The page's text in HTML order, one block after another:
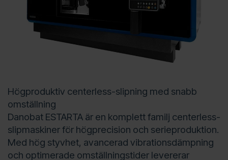
Högproduktiv centerless-slipning med snabb
omställning
Danobat ESTARTA är en komplett familj centerless-
slipmaskiner för högprecision och serieproduktion.
Med hög styvhet, avancerad vibrationsdämpning
och optimerade omställningstider levererar